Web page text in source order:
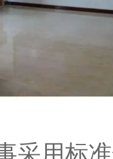
用标准